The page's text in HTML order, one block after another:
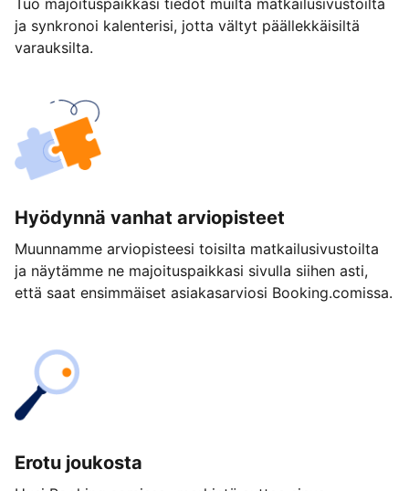
Tuo majoituspaikkasi tiedot muilta matkailusivustoilta
ja synkronoi kalenterisi, jotta vältyt päällekkäisiltä
varauksilta.
Hyödynnä vanhat arviopisteet
Muunnamme arviopisteesi toisilta matkailusivustoilta
ja näytämme ne majoituspaikkasi sivulla siihen asti,
että saat ensimmäiset asiakasarviosi Booking.comissa.
Erotu joukosta